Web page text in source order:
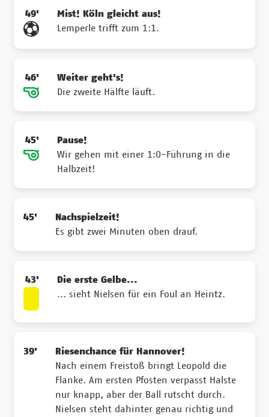
49'
Mist! Köln gleicht aus!
Lemperle trifft zum 1:1.
46'
Weiter geht's!
Die zweite Hälfte läuft.
45'
Pause!
Wir gehen mit einer 1:0-Führung in die
Halbzeit!
45'
Nachspielzeit!
Es gibt zwei Minuten oben drauf.
43'
Die erste Gelbe...
... sieht Nielsen für ein Foul an Heintz.
39'
Riesenchance für Hannover!
Nach einem Freistoß bringt Leopold die
Flanke. Am ersten Pfosten verpasst Halste
nur knapp, aber der Ball rutscht durch.
Nielsen steht dahinter genau richtig und